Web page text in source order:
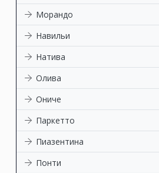
Морандо
Навильи
Натива
Олива
Ониче
Паркетто
Пиазентина
Понти